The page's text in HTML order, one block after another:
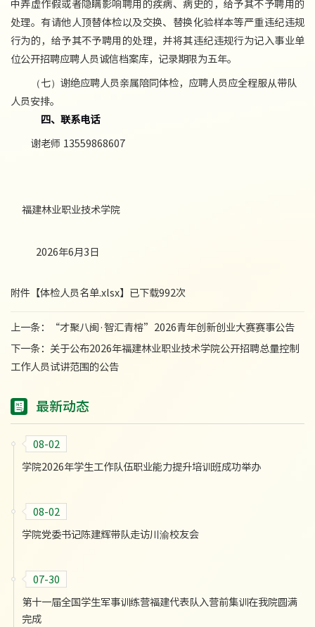
中弄虚作假或者隐瞒影响聘用的疾病、病史的，给予其不予聘用的
处理。有请他人顶替体检以及交换、替换化验样本等严重违纪违规
行为的，给予其不予聘用的处理，并将其违纪违规行为记入事业单
位公开招聘应聘人员诚信档案库，记录期限为五年。
（七）谢绝应聘人员亲属陪同体检，应聘人员应全程服从带队
人员安排。
四、联系电话
谢老师 13559868607
福建林业职业技术学院
2026年6月3日
附件【体检人员名单.xlsx】已下载992次
上一条：
“才聚八闽·智汇青榕”2026青年创新创业大赛赛事公告
下一条： 关于公布2026年福建林业职业技术学院公开招聘总量控制
工作人员试讲范围的公告
最新动态
08-02
学院2026年学生工作队伍职业能力提升培训班成功举办
08-02
学院党委书记陈建辉带队走访川渝校友会
07-30
第十一届全国学生军事训练营福建代表队入营前集训在我院圆满
完成